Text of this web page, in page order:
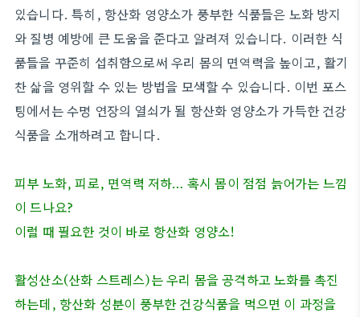
있습니다. 특히, 항산화 영양소가 풍부한 식품들은 노화 방지
와 질병 예방에 큰 도움을 준다고 알려져 있습니다. 이러한 식
품들을 꾸준히 섭취함으로써 우리 몸의 면역력을 높이고, 활기
찬 삶을 영위할 수 있는 방법을 모색할 수 있습니다. 이번 포스
팅에서는 수명 연장의 열쇠가 될 항산화 영양소가 가득한 건강
식품을 소개하려고 합니다.
피부 노화, 피로, 면역력 저하… 혹시 몸이 점점 늙어가는 느낌
이 드나요?
이럴 때 필요한 것이 바로 항산화 영양소!
활성산소(산화 스트레스)는 우리 몸을 공격하고 노화를 촉진
하는데, 항산화 성분이 풍부한건강식품을 먹으면 이 과정을